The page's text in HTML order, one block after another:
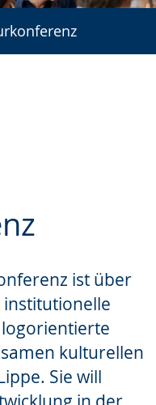
ist über
kulturellen
Sie will